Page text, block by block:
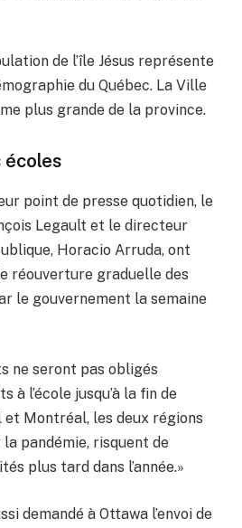
de l’île Jésus représente
du Québec. La Ville
plus grande de la province.
écoles
point de presse quotidien, le
Legault et le directeur
Horacio Arruda, ont
réouverture graduelle des
le gouvernement la semaine
ne seront pas obligés
à l’école jusqu’à la fin de
et Montréal, les deux régions
pandémie, risquent de
plus tard dans l’année.»
demandé à Ottawa l’envoi de